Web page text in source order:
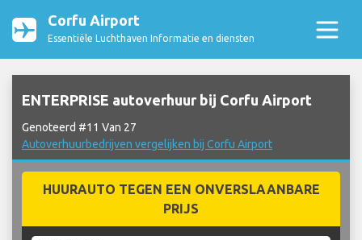
Corfu Airport
Essentiële Luchthaven Informatie en diensten
ENTERPRISE autoverhuur bij Corfu Airport
Genoteerd #11 Van 27
Autoverhuurbedrijven vergelijken bij Corfu Airport
HUURAUTO TEGEN EEN ONVERSLAANBARE
PRIJS